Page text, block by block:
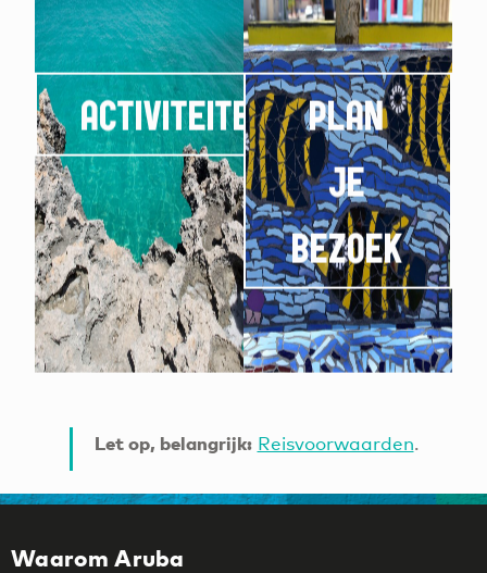
ACTIVITEITEN
PLAN
JE
BEZOEK
Let op, belangrijk: Reisvoorwaarden.
Waarom Aruba